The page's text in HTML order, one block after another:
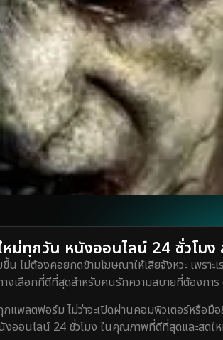
ม่ทุกวัน หนังออนไลน์ 24 ชั่วโมง
ไม่ต้องคอยกดข้ามโฆษณาให้เสียจังหวะ เพรา
เลือกที่ดีที่สุดสำหรับคนรักความสบายที่ต้องก
พลตฟอร์ม ไม่ว่าจะเปิดผ่านคอมพิวเตอร์หรื
ออนไลน์ 24 ชั่วโมง ในคุณภาพที่ดีที่สุดและสดให